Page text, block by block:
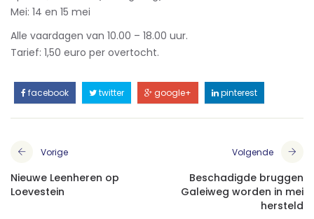
Mei: 14 en 15 mei
Alle vaardagen van 10.00 – 18.00 uur.
Tarief: 1,50 euro per overtocht.
facebook twitter google+ pinterest
Vorige
Nieuwe Leenheren op
Loevestein
Volgende
Beschadigde bruggen
Galeiweg worden in mei
hersteld